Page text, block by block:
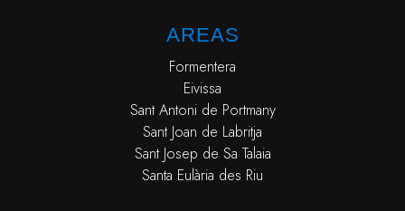
AREAS
Formentera
Eivissa
Sant Antoni de Portmany
Sant Joan de Labritja
Sant Josep de Sa Talaia
Santa Eulària des Riu